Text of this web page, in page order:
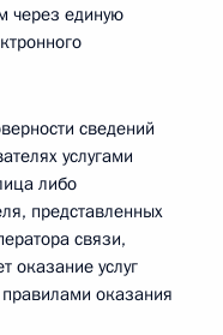
через единую
сведений
услугами
либо
представленных
связи,
оказание услуг
оказания